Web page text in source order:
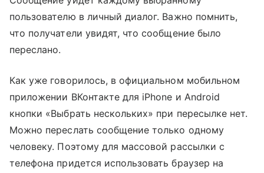
пользователю в личный диалог. Важно помнить,
что получатели увидят, что сообщение было
переслано.
Как уже говорилось, в официальном мобильном
приложении ВКонтакте для iPhone и Android
кнопки «Выбрать нескольких» при пересылке нет.
Можно переслать сообщение только одному
человеку. Поэтому для массовой рассылки с
телефона придется использовать браузер на